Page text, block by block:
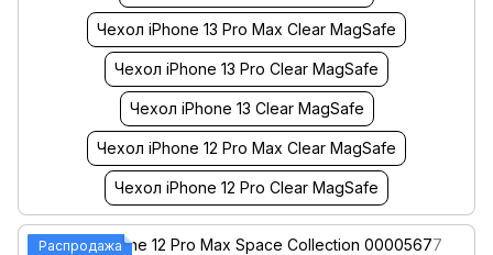
Чехол iPhone 13 Pro Max Clear MagSafe
Чехол iPhone 13 Pro Clear MagSafe
Чехол iPhone 13 Clear MagSafe
Чехол iPhone 12 Pro Max Clear MagSafe
Чехол iPhone 12 Pro Clear MagSafe
Распродажа